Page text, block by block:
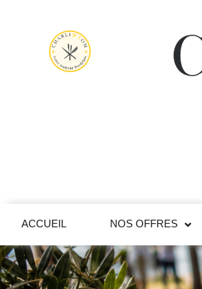
ACCUEIL NOS OFFRES